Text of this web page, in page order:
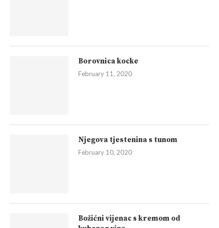
Borovnica kocke
February 11, 2020
Njegova tjestenina s tunom
February 10, 2020
Božićni vijenac s kremom od